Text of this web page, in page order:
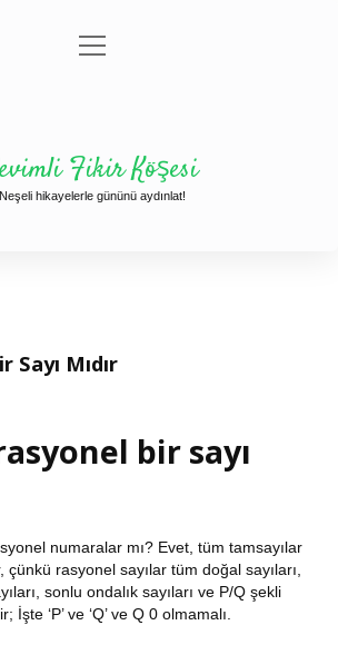
Gizlilik Politikası
menüyü
aç
Fikir Köşesi
Neşeli hikayelerle gününü aydınlat!
Sayı Mıdır
bir sayı
numaralar mı? Evet, tüm tamsayılar
çünkü rasyonel sayılar tüm doğal sayıları,
sonlu ondalık sayıları ve P/Q şekli
İşte ‘P’ ve ‘Q’ ve Q 0 olmamalı.